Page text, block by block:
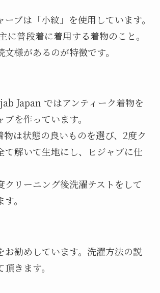
ーブは「小紋」を使用しています。
に普段着に着用する着物のこと。
様があるのが特徴です。
Japan ではアンティーク着物を
を作っています。
物は状態の良いものを選び、2度ク
て解いて生地にし、ヒジャブに仕
クリーニング後洗濯テストをして
。
お勧めしています。洗濯方法の説
きます。